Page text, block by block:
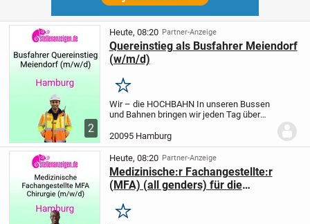
2
Heute, 08:20 Partner-Anzeige
Quereinstieg als Busfahrer Meiendorf
(w/m/d)
Merken
Wir – die HOCHBAHN In unseren Bussen
und Bahnen bringen wir jeden Tag über
bewegen noch mehr: für Hamburg, für die
Zukunft und für alle, die bei uns...
20095 Hamburg
Heute, 08:20 Partner-Anzeige
Medizinische:r Fachangestellte:r
(MFA) (all genders) für die
Harburg
Merken